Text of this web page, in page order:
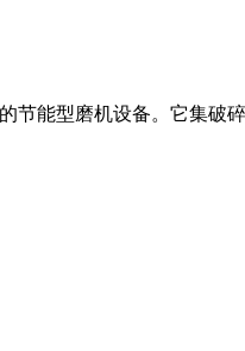
节能型磨机设备。它集破